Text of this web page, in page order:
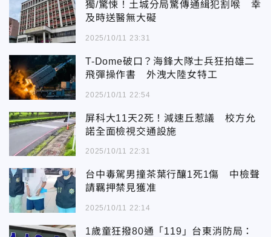
獨/驚悚！土城分局驚傳通緝犯割喉 幸
及時送醫無大礙
2025/10/11 23:31
T-Dome破口？海鋒大隊士兵狂拍雄二
飛彈操作書 外洩大陸女特工
2025/10/11 22:54
屏科大11天2死！減速丘惹議 校方允
諾全面檢視交通設施
2025/10/11 22:31
台中毒駕男撞茶葉行釀1死1傷 中檢聲
請羈押禁見獲准
2025/10/11 22:14
1歲童狂撥80通「119」台東消防局：